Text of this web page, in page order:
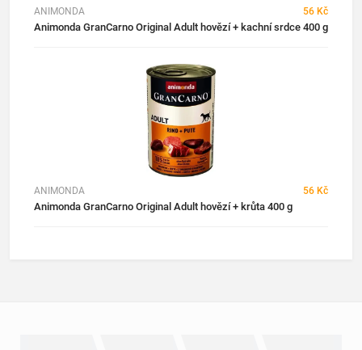
ANIMONDA 56 Kč
Animonda GranCarno Original Adult hovězí + kachní srdce 400 g
ANIMONDA 56 Kč
Animonda GranCarno Original Adult hovězí + krůta 400 g